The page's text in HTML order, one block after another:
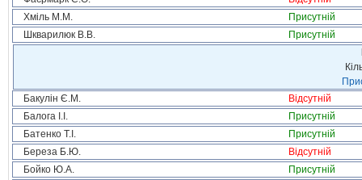
Хміль М.М.
Присутній
Шкварилюк В.В.
Присутній
Бакулін Є.М.
Відсутній
Балога І.І.
Присутній
Батенко Т.І.
Присутній
Береза Б.Ю.
Відсутній
Бойко Ю.А.
Присутній